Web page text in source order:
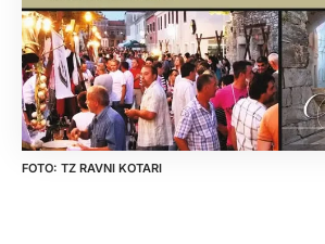
TZ RAVNI KOTARI